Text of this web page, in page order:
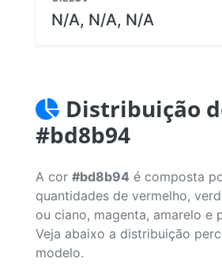
N/A, N/A, N/A
Distribuição
#bd8b94
A cor #bd8b94 é composta
quantidades de vermelho,
ou ciano, magenta, amarelo e
Veja abaixo a distribuição
modelo.